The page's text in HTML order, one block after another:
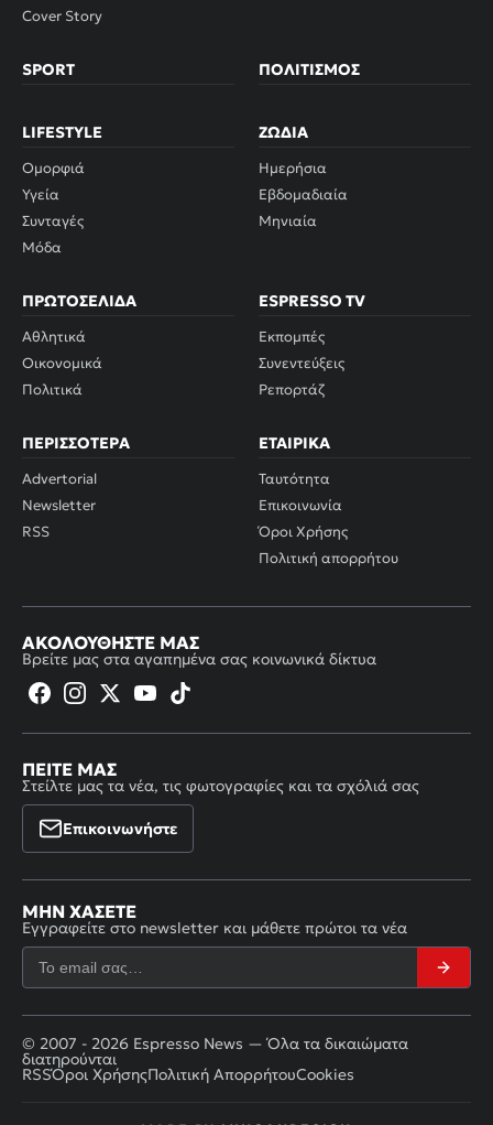
Cover Story
SPORT ΠΟΛΙΤΙΣΜΌΣ
LIFESTYLE
Ομορφιά
Υγεία
Συνταγές
Μόδα
ΖΏΔΙΑ
Ημερήσια
Εβδομαδιαία
Μηνιαία
ΠΡΩΤΟΣΈΛΙΔΑ
Αθλητικά
Οικονομικά
Πολιτικά
ESPRESSO TV
Εκπομπές
Συνεντεύξεις
Ρεπορτάζ
ΠΕΡΙΣΣΌΤΕΡΑ
Advertorial
Newsletter
RSS
ΕΤΑΙΡΙΚΆ
Ταυτότητα
Επικοινωνία
Όροι Χρήσης
Πολιτική απορρήτου
ΑΚΟΛΟΥΘΉΣΤΕ ΜΑΣ
Βρείτε μας στα αγαπημένα σας κοινωνικά δίκτυα
ΠΕΊΤΕ ΜΑΣ
Στείλτε μας τα νέα, τις φωτογραφίες και τα σχόλιά σας
Επικοινωνήστε
ΜΗΝ ΧΆΣΕΤΕ
Εγγραφείτε στο newsletter και μάθετε πρώτοι τα νέα
© 2007 - 2026 Espresso News — Όλα τα δικαιώματα
διατηρούνται
RSSΌροι ΧρήσηςΠολιτική ΑπορρήτουCookies